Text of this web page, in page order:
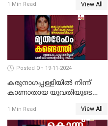
രേഖപ്പെടുത്തി
1 Min Read View All
Posted On 19-11-2024
കരുനാഗപ്പള്ളിയില്‍ നിന്ന്
കാണാതായ യുവതിയുടെ
1 Min Read View All